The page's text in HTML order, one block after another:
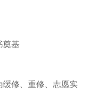
奠基
修、重修、志愿实